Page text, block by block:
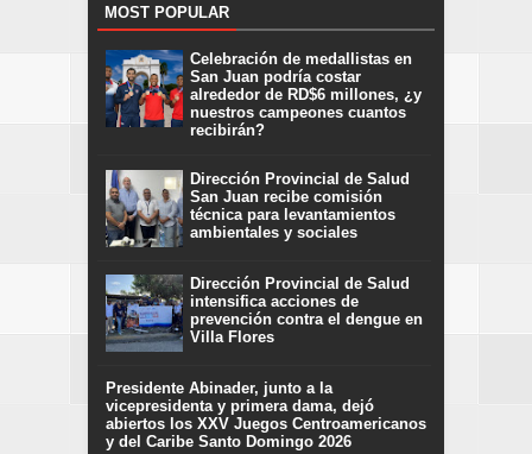
MOST POPULAR
Celebración de medallistas en
San Juan podría costar
alrededor de RD$6 millones, ¿y
nuestros campeones cuantos
recibirán?
Dirección Provincial de Salud
San Juan recibe comisión
técnica para levantamientos
ambientales y sociales
Dirección Provincial de Salud
intensifica acciones de
prevención contra el dengue en
Villa Flores
Presidente Abinader, junto a la
vicepresidenta y primera dama, dejó
abiertos los XXV Juegos Centroamericanos
y del Caribe Santo Domingo 2026